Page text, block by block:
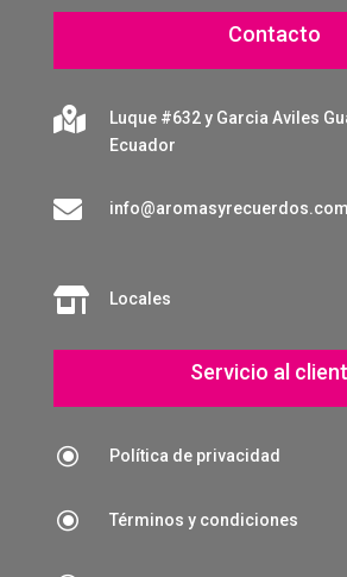
Contacto

Luque #632 y Garcia Aviles
Ecuador
 info@aromasyrecuerdos.com
 Locales
Servicio al
\ Política de privacidad
\ Términos y condiciones